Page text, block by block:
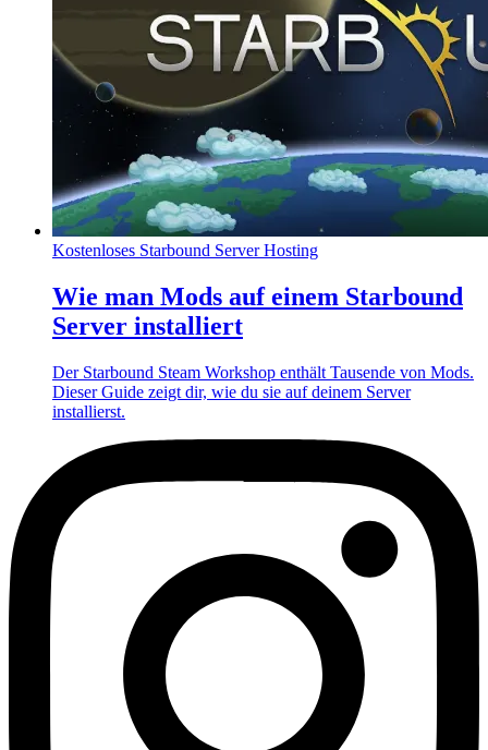
Kostenloses Starbound Server Hosting
Wie man Mods auf einem Starbound
Server installiert
Der Starbound Steam Workshop enthält Tausende von Mods.
Dieser Guide zeigt dir, wie du sie auf deinem Server
installierst.